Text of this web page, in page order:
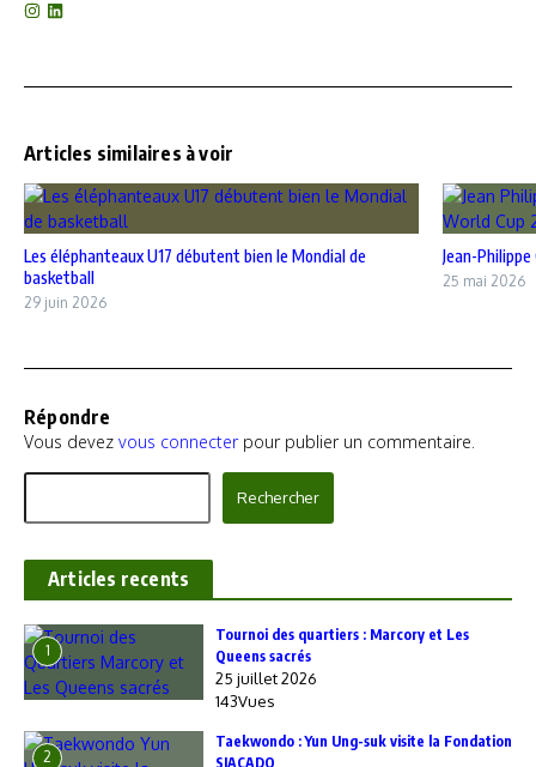
Articles similaires à voir
Les éléphanteaux U17 débutent bien le Mondial de
basketball
29 juin 2026
Jean-
25 mai 2026
Répondre
Vous devez vous connecterpour publier un commentaire.
Rechercher
Articles recents
1
‎Tournoi des quartiers : Marcory et Les
Queens sacrés
25 juillet 2026
143Vues
2
Taekwondo : Yun Ung-suk visite la Fondation
SIACADO